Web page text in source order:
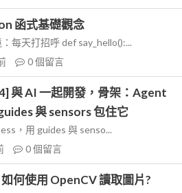
函式基礎觀念
每天打招呼 def say_hello():...
0個留言
與 AI 一起開發，骨架：Agent
與 sensors 包住它
，用 guides 與 senso...
0個留言
何使用 OpenCV 讀取圖片?